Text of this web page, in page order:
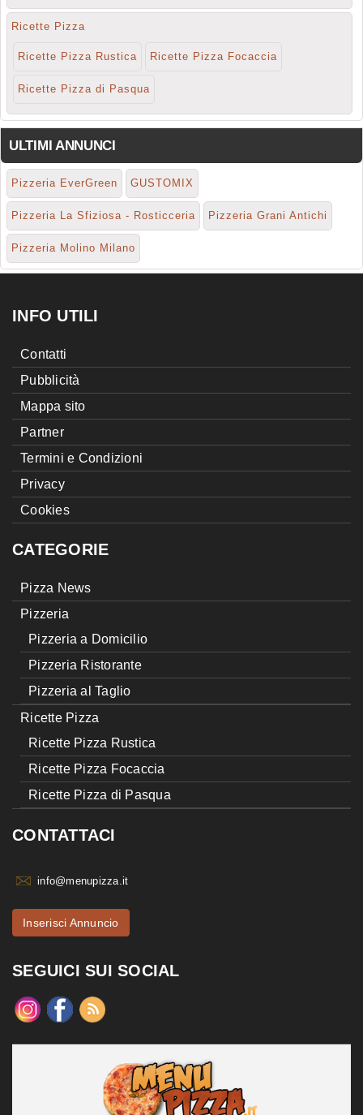
Ricette Pizza
Ricette Pizza Rustica Ricette Pizza Focaccia
Ricette Pizza di Pasqua
ULTIMI ANNUNCI
Pizzeria EverGreen GUSTOMIX
Pizzeria La Sfiziosa - Rosticceria Pizzeria Grani Antichi
Pizzeria Molino Milano
INFO UTILI
Contatti
Pubblicità
Mappa sito
Partner
Termini e Condizioni
Privacy
Cookies
CATEGORIE
Pizza News
Pizzeria
Pizzeria a Domicilio
Pizzeria Ristorante
Pizzeria al Taglio
Ricette Pizza
Ricette Pizza Rustica
Ricette Pizza Focaccia
Ricette Pizza di Pasqua
CONTATTACI
info@menupizza.it
Inserisci Annuncio
SEGUICI SUI SOCIAL